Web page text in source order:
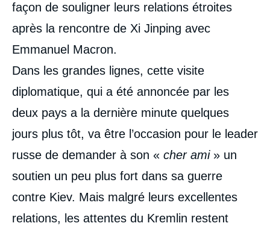
façon de souligner leurs relations étroites
après la rencontre de Xi Jinping avec
Emmanuel Macron.
Dans les grandes lignes, cette visite
diplomatique, qui a été annoncée par les
deux pays a la dernière minute quelques
jours plus tôt, va être l’occasion pour le leader
russe de demander à son « cher ami » un
soutien un peu plus fort dans sa guerre
contre Kiev. Mais malgré leurs excellentes
relations, les attentes du Kremlin restent